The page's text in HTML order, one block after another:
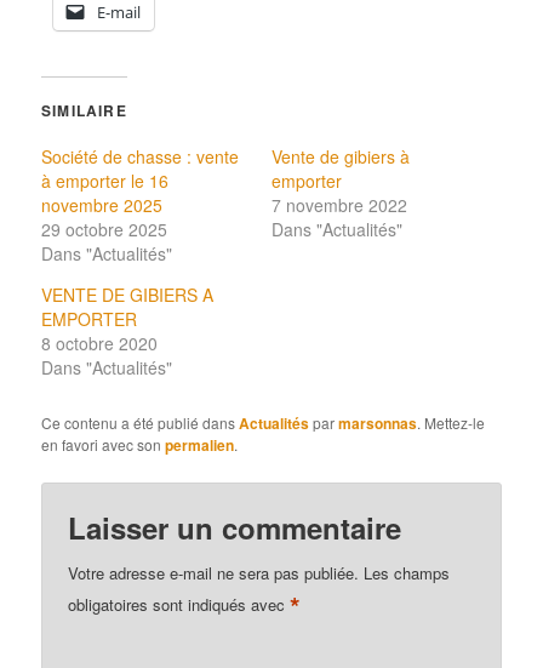
E-mail
SIMILAIRE
Société de chasse : vente
à emporter le 16
novembre 2025
29 octobre 2025
Dans "Actualités"
Vente de gibiers à
emporter
7 novembre 2022
Dans "Actualités"
VENTE DE GIBIERS A
EMPORTER
8 octobre 2020
Dans "Actualités"
Ce contenu a été publié dansActualitésparmarsonnas. Mettez-le
en favori avec sonpermalien.
Laisser un commentaire
Votre adresse e-mail ne sera pas publiée. Les champs
obligatoires sont indiqués avec*